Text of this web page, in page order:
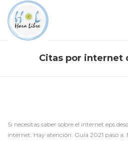
Citas por internet
Si necesitas saber sobre el internet eps
internet. Hay atención. Guía 2021 paso a.